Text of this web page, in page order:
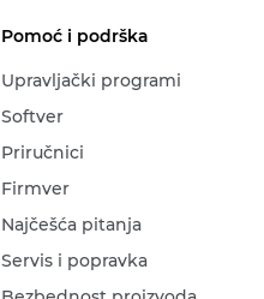
Pomoć i podrška
Upravljački programi
Softver
Priručnici
Firmver
Najčešća pitanja
Servis i popravka